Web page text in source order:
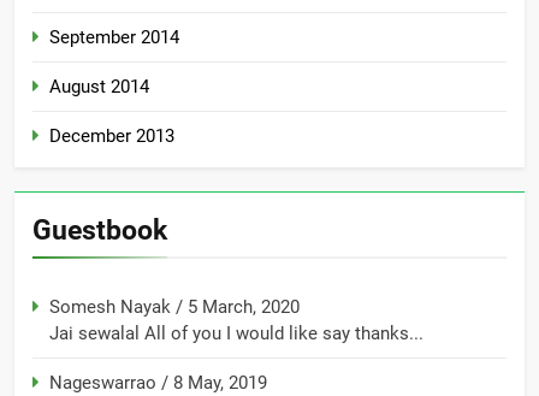
September 2014
August 2014
December 2013
Guestbook
Somesh Nayak / 5 March, 2020
Jai sewalal All of you I would like say thanks...
Nageswarrao / 8 May, 2019